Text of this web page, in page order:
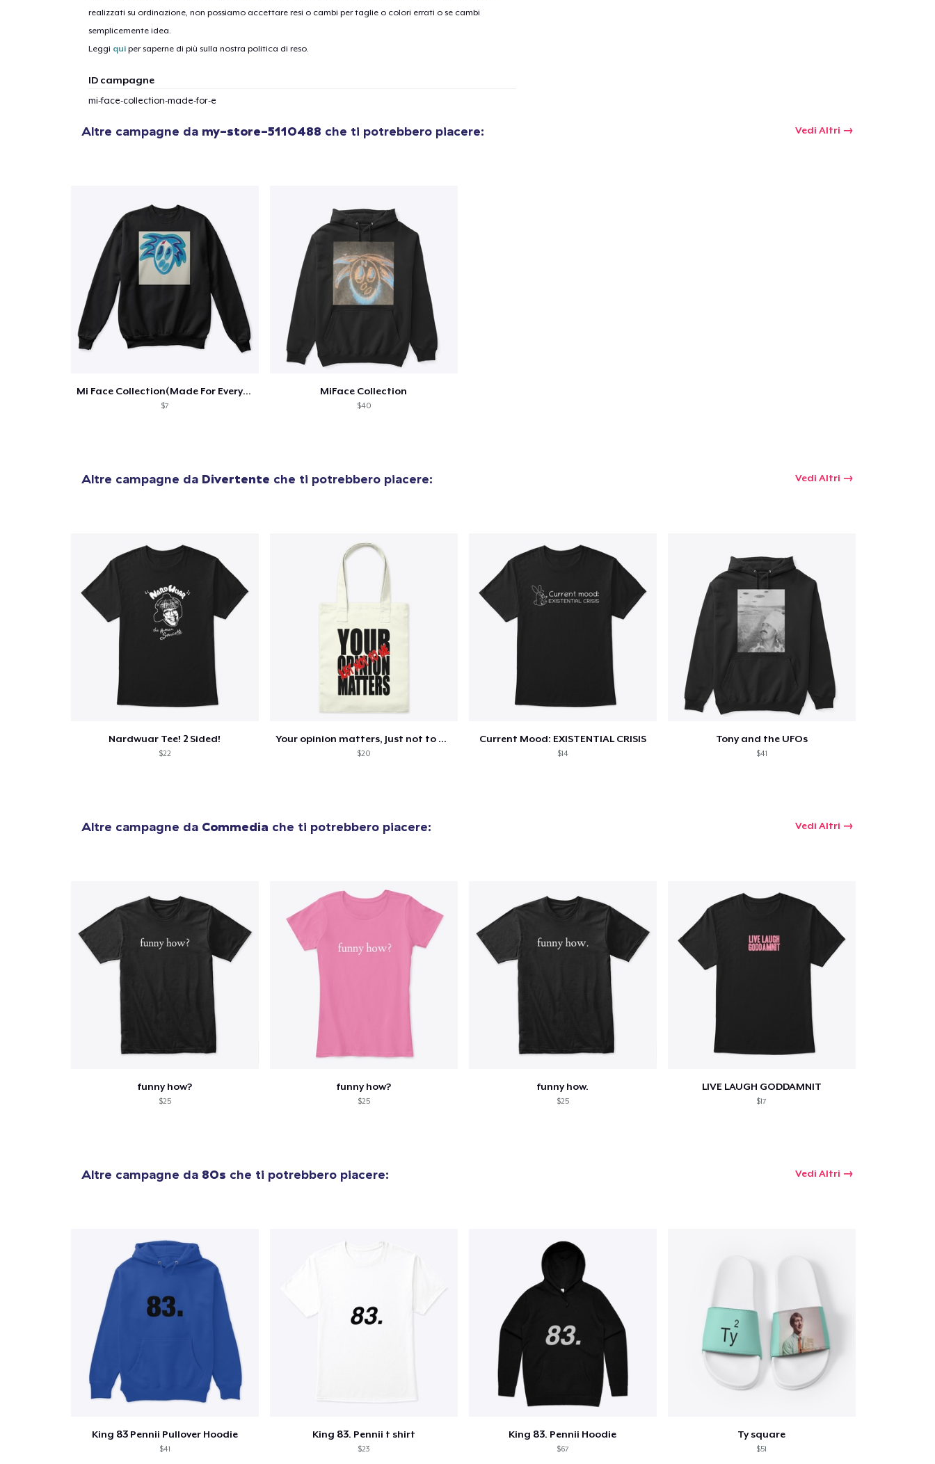
realizzati su ordinazione, non possiamo accettare resi o cambi per taglie o colori errati o se cambi
semplicemente idea.
Leggi quiper saperne di più sulla nostra politica di reso.
ID campagne
mi-face-collection-made-for-e
Altre campagne da my-store-5110488 che ti potrebbero piacere: Vedi Altri
Mi Face Collection(Made For Everyone)
$7
MiFace Collection
$40
Altre campagne da Divertente che ti potrebbero piacere: Vedi Altri
Nardwuar Tee! 2 Sided!
$22
Your opinion matters, Just not to me!
$20
Current Mood: EXISTENTIAL CRISIS
$14
Tony and the UFOs
$41
Altre campagne da Commedia che ti potrebbero piacere: Vedi Altri
funny how?
$25
funny how?
$25
funny how.
$25
LIVE LAUGH GODDAMNIT
$17
Altre campagne da 80s che ti potrebbero piacere: Vedi Altri
King 83 Pennii Pullover Hoodie
$41
King 83. Pennii t shirt
$23
King 83. Pennii Hoodie
$67
Ty square
$51
Procedi alla Pagina di
Pagamento
Continua a Comprare
Unisex Classic Pullover Hoodie
40,99 USD